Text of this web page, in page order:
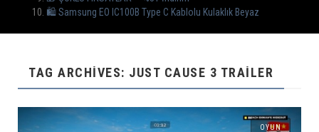
🛍️ Samsung EO IC100B Type C Kablolu Kulaklık Beyaz
TAG ARCHIVES: JUST CAUSE 3 TRAILER
OYUN